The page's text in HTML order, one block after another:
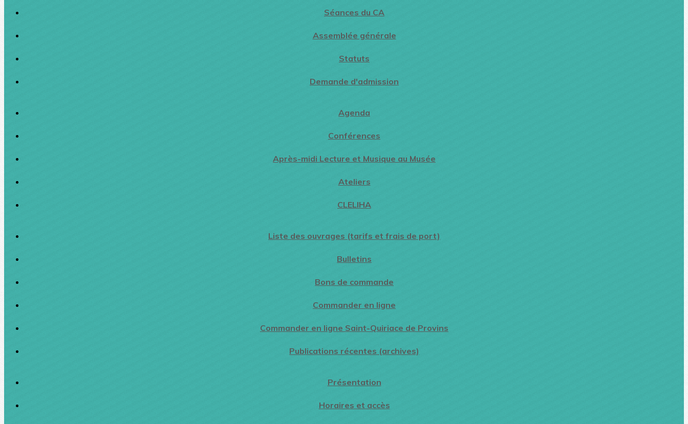
Séances du CA
Assemblée générale
Statuts
Demande d'admission
Agenda
Conférences
Après-midi Lecture et Musique au Musée
Ateliers
CLELIHA
Liste des ouvrages (tarifs et frais de port)
Bulletins
Bons de commande
Commander en ligne
Commander en ligne Saint-Quiriace de Provins
Publications récentes (archives)
Présentation
Horaires et accès